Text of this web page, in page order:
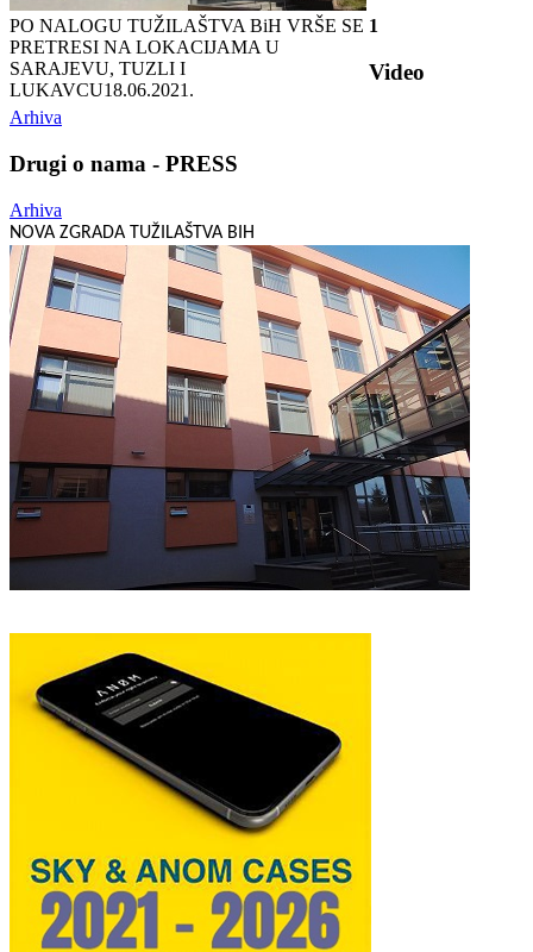
PO NALOGU TUŽILAŠTVA BiH VRŠE SE
PRETRESI NA LOKACIJAMA U
SARAJEVU, TUZLI I
LUKAVCU18.06.2021.
1
Video
Arhiva
Drugi o nama - PRESS
Arhiva
NOVA ZGRADA TUŽILAŠTVA BIH